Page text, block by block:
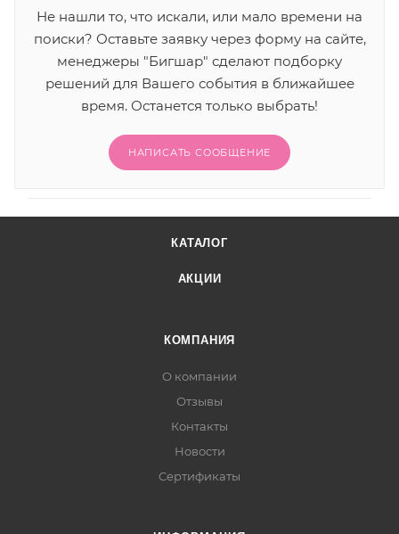
Не нашли то, что искали, или мало времени на
поиски? Оставьте заявку через форму на сайте,
менеджеры "Бигшар" сделают подборку
решений для Вашего события в ближайшее
время. Останется только выбрать!
НАПИСАТЬ СООБЩЕНИЕ
КАТАЛОГ
АКЦИИ
КОМПАНИЯ
О компании
Отзывы
Контакты
Новости
Сертификаты